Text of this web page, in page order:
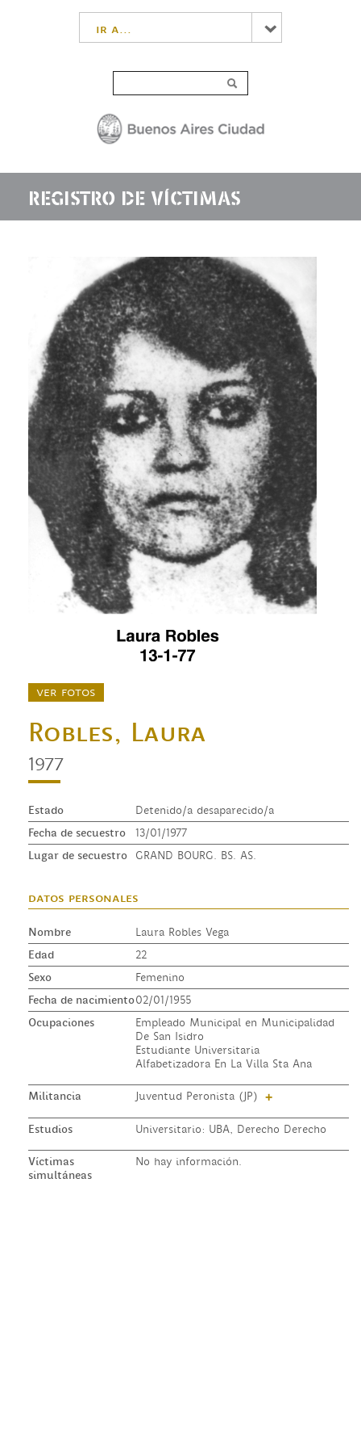
ir a...
REGISTRO DE VÍCTIMAS
ver fotos
Robles, Laura
1977
Estado
Detenido/a desaparecido/a
Fecha de secuestro
13/01/1977
Lugar de secuestro
GRAND BOURG. BS. AS.
datos personales
Nombre
Laura Robles Vega
Edad
22
Sexo
Femenino
Fecha de nacimiento02/01/1955
Ocupaciones
Empleado Municipal en Municipalidad
De San Isidro
Estudiante Universitaria
Alfabetizadora En La Villa Sta Ana
Militancia Juventud Peronista (JP) +
Estudios Universitario: UBA, Derecho Derecho
Víctimas
simultáneas
No hay información.